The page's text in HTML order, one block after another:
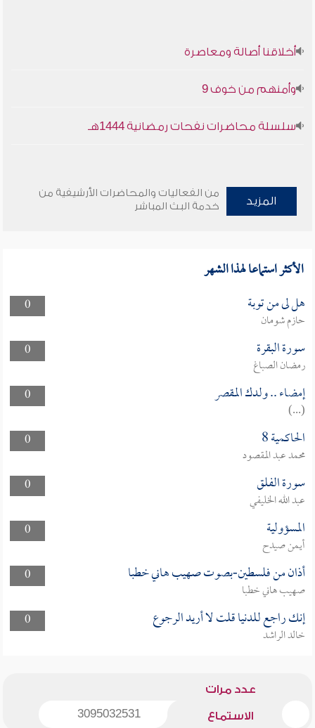
أخلاقنا أصالة ومعاصرة
وأمنهم من خوف 9
سلسلة محاضرات نفحات رمضانية 1444هـ
المزيد
من الفعاليات والمحاضرات الأرشيفية من
خدمة البث المباشر
الأكثر استماعا لهذا الشهر
0 هل لى من توبة
حازم شومان
0
سورة البقرة
رمضان الصباغ
0
إمضاء .. ولدك المقصر
(...)
0
الحاكمية 8
محمد عبد المقصود
0
سورة الفلق
عبد الله الخليفي
0
المسؤولية
أيمن صيدح
0
أذان من فلسطين-بصوت صهيب هاني خطبا
صهيب هاني خطبا
0
إنك راجع للدنيا قلت لا أريد الرجوع
خالد الراشد
عدد مرات
الاستماع 3095032531